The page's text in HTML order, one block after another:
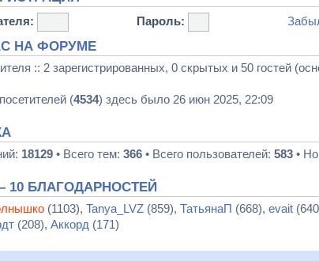
Пароль:
НА ФОРУМЕ
:: 2 зарегистрированных, 0 скрытых и 50 гостей
(4534) здесь было 26 июн 2025, 22:09
18129• Всего тем: 366• Всего пользователей: 583•
10 БЛАГОДАРНОСТЕЙ
(1103), Tanya_LVZ(859), ТатьянаП (668), evait
(208), Аккорд (171)